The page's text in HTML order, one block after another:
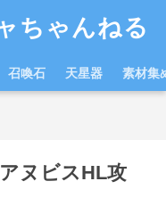
ちゃんねる
召喚石 天星器 素材集
ヌビスHL攻